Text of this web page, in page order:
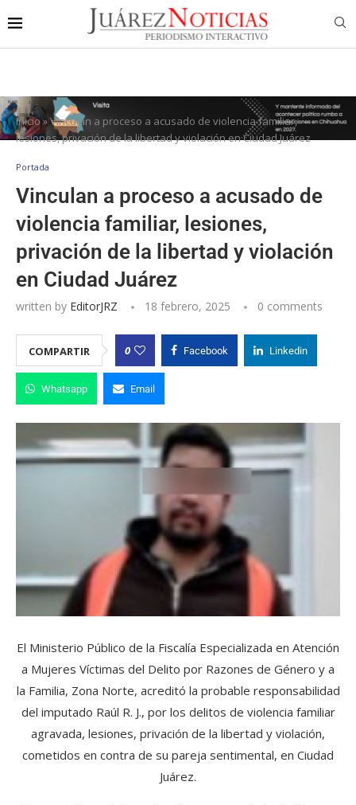
Inicio»Vinculan a proceso a acusado de violencia familiar,
lesiones, privación de la libertad y violación en Ciudad Juárez
Portada
Vinculan a proceso a acusado de
violencia familiar, lesiones,
privación de la libertad y violación
en Ciudad Juárez
written by EditorJRZ 18 febrero, 2025 0 comments
COMPARTIR 0 Facebook Linkedin
Whatsapp Email
El Ministerio Público de la Fiscalía Especializada en Atención
a Mujeres Víctimas del Delito por Razones de Género y a
la Familia, Zona Norte, acreditó la probable responsabilidad
del imputado Raúl R. J., por los delitos de violencia familiar
agravada, lesiones, privación de la libertad y violación,
cometidos en contra de su pareja sentimental, en Ciudad
Juárez.